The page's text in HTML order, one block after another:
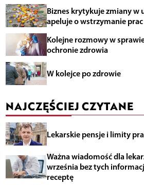
Biznes krytykuje zmiany w
apeluje o wstrzymanie prac
Kolejne rozmowy w
ochronie zdrowia
W kolejce po zdrowie
NAJCZĘŚCIEJ CZYTANE
Lekarskie pensje i limity
Ważna wiadomość dla
września bez tych
receptę